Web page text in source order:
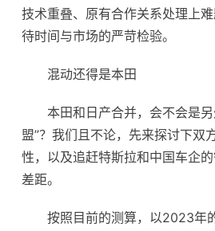
技术重叠、原有合作关系处理上
待时间与市场的严苛检验。
混动还得是本田
本田和日产合并，会不会是
盟”？我们且不论，先来探讨下双
性，以及追赶特斯拉和中国车企
差距。
按照目前的测算，以2023年